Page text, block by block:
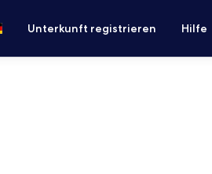
Unterkunft registrieren Hilfe